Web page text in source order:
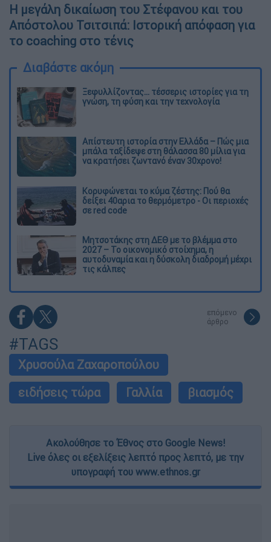
Η μεγάλη δικαίωση του Στέφανου και του
Απόστολου Τσιτσιπά: Ιστορική απόφαση για
το coaching στο τένις
Διαβάστε ακόμη
Ξεφυλλίζοντας... τέσσερις ιστορίες για τη
γνώση, τη φύση και την τεχνολογία
Απίστευτη ιστορία στην Ελλάδα – Πώς μια
μπάλα ταξίδεψε στη θάλασσα 80 μίλια για
να κρατήσει ζωντανό έναν 30χρονο!
Κορυφώνεται το κύμα ζέστης: Πού θα
δείξει 40αρια το θερμόμετρο - Οι περιοχές
σε red code
Μητσοτάκης στη ΔΕΘ με το βλέμμα στο
2027 – Το οικονομικό στοίχημα, η
αυτοδυναμία και η δύσκολη διαδρομή μέχρι
τις κάλπες
επόμενο
άρθρο
#TAGS
Χρυσούλα Ζαχαροπούλου
ειδήσεις τώρα
Γαλλία βιασμός
Ακολούθησε το Έθνος στο Google News!
Live όλες οι εξελίξεις λεπτό προς λεπτό, με την
υπογραφή του www.ethnos.gr